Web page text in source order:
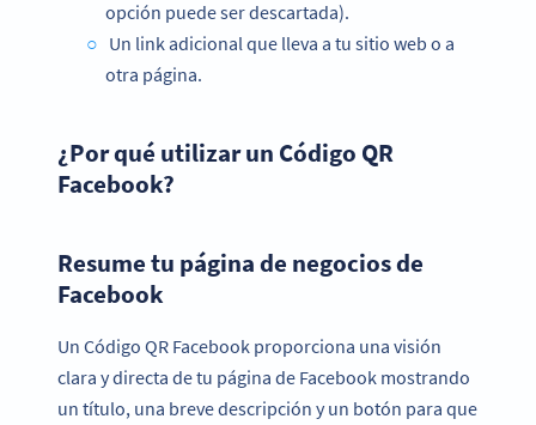
opción puede ser descartada).
Un link adicional que lleva a tu sitio web o a
otra página.
¿Por qué utilizar un Código QR
Facebook?
Resume tu página de negocios de
Facebook
Un Código QR Facebook proporciona una visión
clara y directa de tu página de Facebook mostrando
un título, una breve descripción y un botón para que